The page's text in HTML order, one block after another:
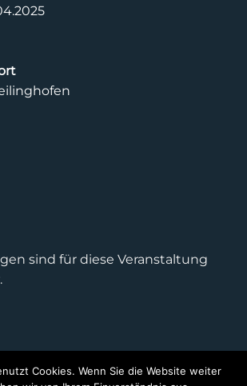
sind für diese Veranstaltung
IMPRESSUM KONTAKT
Cookies. Wenn Sie die Website weiter